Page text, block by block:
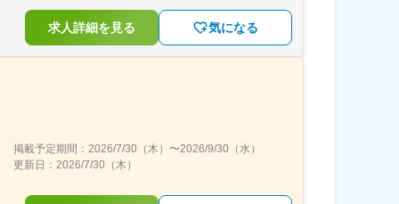
求人詳細を見る 気になる
掲載予定期間： 2026/7/30（木） 〜2026/9/30（水）
更新日： 2026/7/30（木）